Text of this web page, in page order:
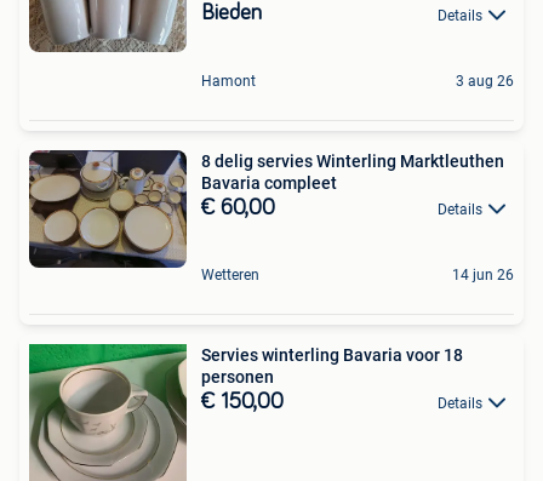
Bieden Details
Hamont 3 aug 26
8 delig servies Winterling Marktleuthen
Bavaria compleet
€ 60,00 Details
Wetteren 14 jun 26
Servies winterling Bavaria voor 18
personen
€ 150,00 Details